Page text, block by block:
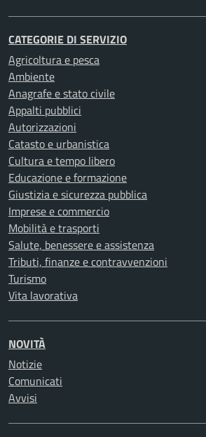
CATEGORIE DI SERVIZIO
Agricoltura e pesca
Ambiente
Anagrafe e stato civile
Appalti pubblici
Autorizzazioni
Catasto e urbanistica
Cultura e tempo libero
Educazione e formazione
Giustizia e sicurezza pubblica
Imprese e commercio
Mobilità e trasporti
Salute, benessere e assistenza
Tributi, finanze e contravvenzioni
Turismo
Vita lavorativa
NOVITÀ
Notizie
Comunicati
Avvisi